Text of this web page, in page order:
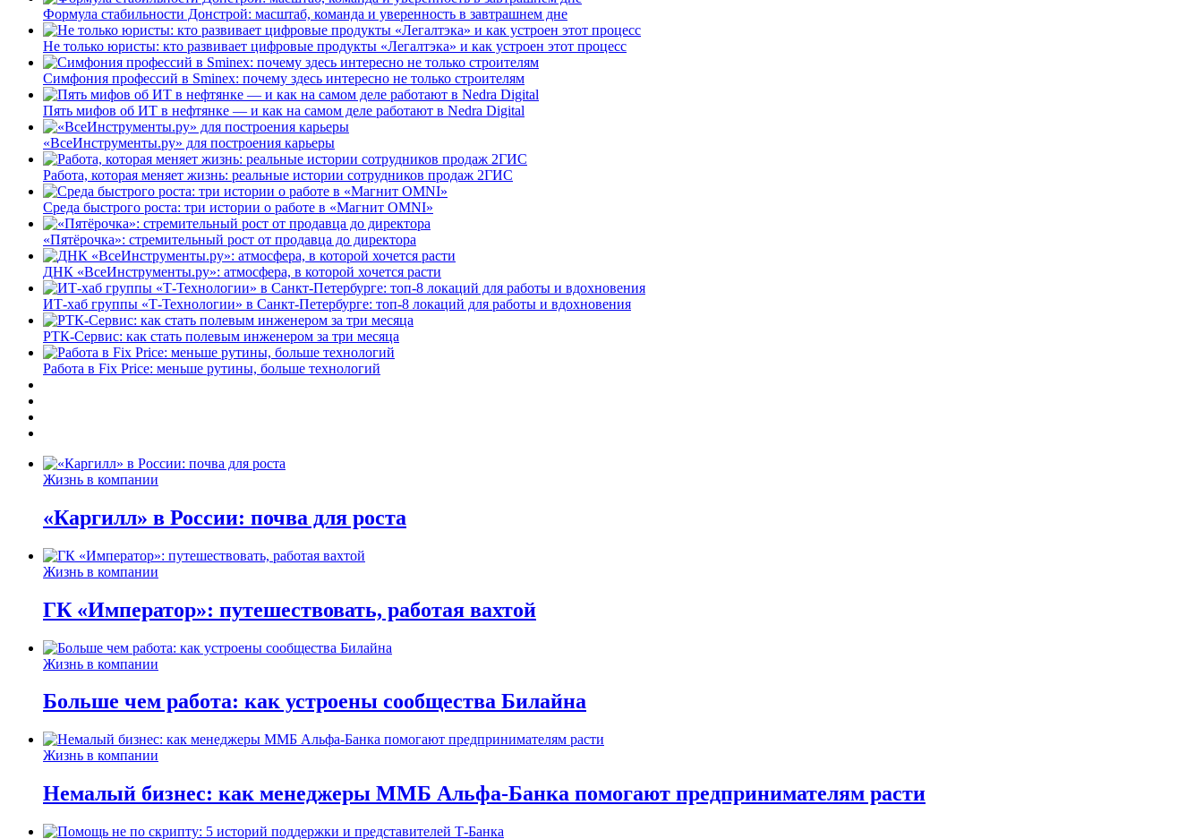
Формула стабильности Донстрой: масштаб, команда и уверенность в завтрашнем дне
Не только юристы: кто развивает цифровые продукты «Легалтэка» и как устроен этот процесс
Симфония профессий в Sminex: почему здесь интересно не только строителям
Пять мифов об ИТ в нефтянке — и как на самом деле работают в Nedra Digital
«ВсеИнструменты.ру» для построения карьеры
Работа, которая меняет жизнь: реальные истории сотрудников продаж 2ГИС
Среда быстрого роста: три истории о работе в «Магнит OMNI»
«Пятёрочка»: стремительный рост от продавца до директора
ДНК «ВсеИнструменты.ру»: атмосфера, в которой хочется расти
ИТ-хаб группы «Т-Технологии» в Санкт-Петербурге: топ-8 локаций для работы и вдохновения
РТК-Сервис: как стать полевым инженером за три месяца
Работа в Fix Price: меньше рутины, больше технологий
Жизнь в компании
«Каргилл» в России: почва для роста
Жизнь в компании
ГК «Император»: путешествовать, работая вахтой
Жизнь в компании
Больше чем работа: как устроены сообщества Билайна
Жизнь в компании
Немалый бизнес: как менеджеры ММБ Альфа-Банка помогают предпринимателям расти